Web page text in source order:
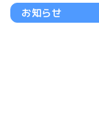
お知らせ